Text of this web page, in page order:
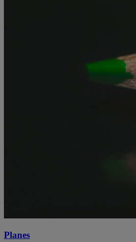
Planes